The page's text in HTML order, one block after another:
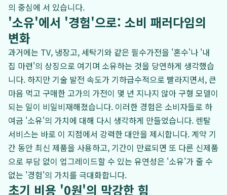
의 중심에 서 있습니다.
'소유'에서 '경험'으로: 소비 패러다임의
변화
과거에는 TV, 냉장고, 세탁기와 같은 필수가전을 '혼수'나 '내
집 마련'의 상징으로 여기며 소유하는 것을 당연하게 생각했습
니다. 하지만 기술 발전 속도가 기하급수적으로 빨라지면서, 큰
마음 먹고 구매한 고가의 가전이 몇 년 지나지 않아 구형 모델이
되는 일이 비일비재해졌습니다. 이러한 경험은 소비자들로 하
여금 '소유'의 가치에 대해 다시 생각하게 만들었습니다. 렌탈
서비스는 바로 이 지점에서 강력한 대안을 제시합니다. 계약 기
간 동안 최신 제품을 사용하고, 기간이 만료되면 또 다른 신제품
으로 부담 없이 업그레이드할 수 있는 유연성은 '소유'가 줄 수
없는 '경험'의 가치를 극대화합니다.
초기 비용 '0원'의 막강한 힘